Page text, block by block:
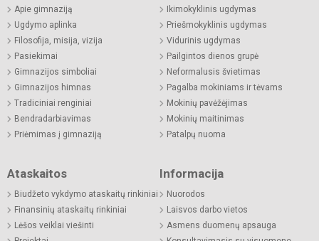
Apie gimnaziją
Ugdymo aplinka
Filosofija, misija, vizija
Pasiekimai
Gimnazijos simboliai
Gimnazijos himnas
Tradiciniai renginiai
Bendradarbiavimas
Priėmimas į gimnaziją
Ikimokyklinis ugdymas
Priešmokyklinis ugdymas
Vidurinis ugdymas
Pailgintos dienos grupė
Neformalusis švietimas
Pagalba mokiniams ir tėvams
Mokinių pavėžėjimas
Mokinių maitinimas
Patalpų nuoma
Ataskaitos
Biudžeto vykdymo ataskaitų rinkiniai
Finansinių ataskaitų rinkiniai
Lėšos veiklai viešinti
Informacija
Nuorodos
Laisvos darbo vietos
Asmens duomenų apsauga